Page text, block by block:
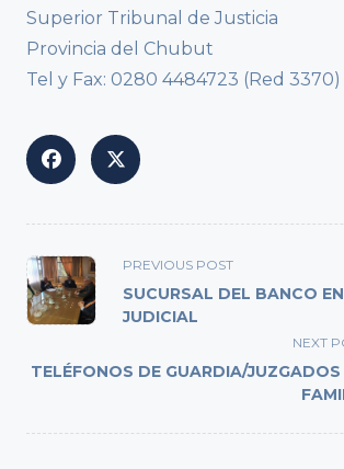
Superior Tribunal de Justicia
Provincia del Chubut
Tel y Fax: 0280 4484723 (Red 3370)
<span
class="nav-
subtitle
reader-
PREVIOUS POST
SUCURSAL DEL BANCO
JUDICIAL
NEXT
TELÉFONOS DE GUARDIA/JUZGADOS